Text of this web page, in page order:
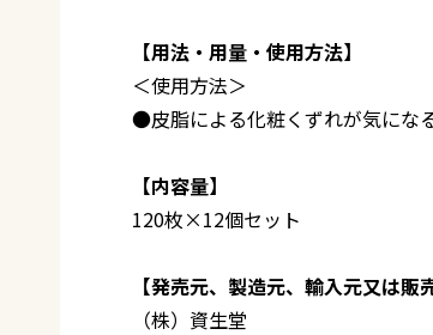
【用法・用量・使用方法】
＜使用方法＞
●皮脂による化粧くずれが気にな
【内容量】
120枚×12個セット
【発売元、製造元、輸入元又は販
（株）資生堂